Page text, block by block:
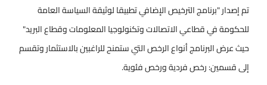
تم إصدار "برنامج الترخيص الإضافي تطبيقا لوثيقة السياسة العامة
للحكومة في قطاعي الاتصالات وتكنولوجيا المعلومات وقطاع البريد"
حيث عرض البرنامج أنواع الرخص التي ستمنح للراغبين بالاستثمار وتقسم
إلى قسمين: رخص فردية ورخص فئوية.